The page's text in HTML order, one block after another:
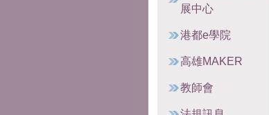
展中心
港都e學院
高雄MAKER
教師會